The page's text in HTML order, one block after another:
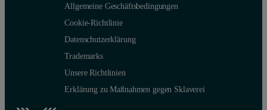
Allgemeine Geschäftsbedingungen
Cookie-Richtlinie
Datenschutzerklärung
Trademarks
Unsere Richtlinien
Erklärung zu Maßnahmen gegen Sklaverei